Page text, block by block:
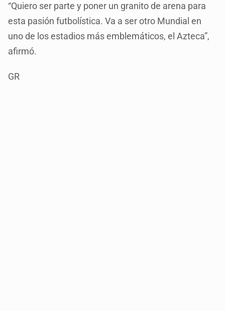
“Quiero ser parte y poner un granito de arena para
esta pasión futbolística. Va a ser otro Mundial en
uno de los estadios más emblemáticos, el Azteca”,
afirmó.
GR